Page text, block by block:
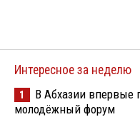
Интересное за неделю
1
В Абхазии впервые
молодёжный форум